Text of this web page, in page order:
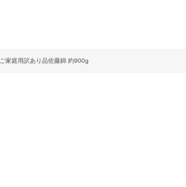
ご家庭用訳あり品佐藤錦 約900g